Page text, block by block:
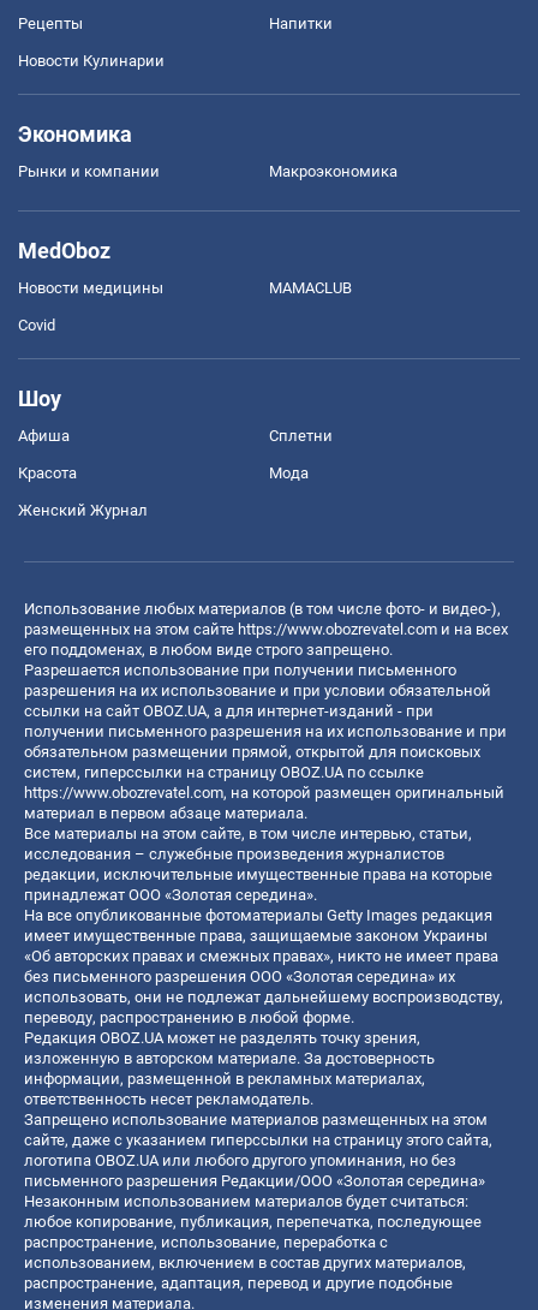
Рецепты Напитки
Новости Кулинарии
Экономика
Рынки и компании Mакроэкономика
MedOboz
Новости медицины MAMACLUB
Covid
Шоу
Афиша Сплетни
Красота Мода
Женский Журнал
Использование любых материалов (в том числе фото- и видео-),
размещенных на этом сайте https://www.obozrevatel.com и на всех
его поддоменах, в любом виде строго запрещено.
Разрешается использование при получении письменного
разрешения на их использование и при условии обязательной
ссылки на сайт OBOZ.UA, а для интернет-изданий - при
получении письменного разрешения на их использование и при
обязательном размещении прямой, открытой для поисковых
систем, гиперссылки на страницу OBOZ.UA по ссылке
https://www.obozrevatel.com, на которой размещен оригинальный
материал в первом абзаце материала.
Все материалы на этом сайте, в том числе интервью, статьи,
исследования – служебные произведения журналистов
редакции, исключительные имущественные права на которые
принадлежат ООО «Золотая середина».
На все опубликованные фотоматериалы Getty Images редакция
имеет имущественные права, защищаемые законом Украины
«Об авторских правах и смежных правах», никто не имеет права
без письменного разрешения ООО «Золотая середина» их
использовать, они не подлежат дальнейшему воспроизводству,
переводу, распространению в любой форме.
Редакция OBOZ.UA может не разделять точку зрения,
изложенную в авторском материале. За достоверность
информации, размещенной в рекламных материалах,
ответственность несет рекламодатель.
Запрещено использование материалов размещенных на этом
сайте, даже с указанием гиперссылки на страницу этого сайта,
логотипа OBOZ.UA или любого другого упоминания, но без
письменного разрешения Редакции/ООО «Золотая середина»
Незаконным использованием материалов будет считаться:
любое копирование, публикация, перепечатка, последующее
распространение, использование, переработка с
использованием, включением в состав других материалов,
распространение, адаптация, перевод и другие подобные
изменения материала.